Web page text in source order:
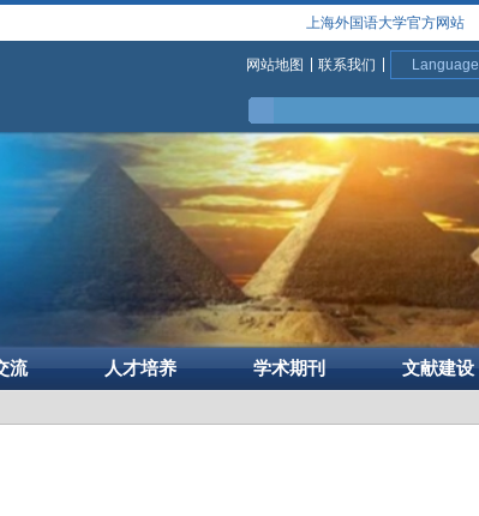
上海外国语大学官方网站
网站地图 联系我们 Language
流 人才培养 学术期刊 文献建设